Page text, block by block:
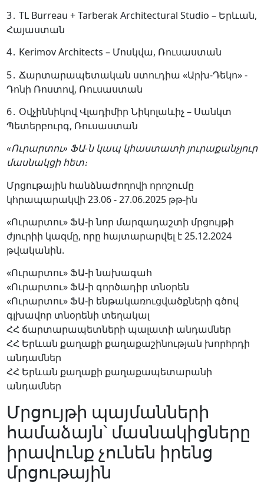
3․ TL Burreau + Tarberak Architectural Studio – Երևան,
Հայաստան
4․ Kerimov Architects – Մոսկվա, Ռուսաստան
5․ Ճարտարապետական ​​ստուդիա «Արխ-Դեկո» -
Դոնի Ռոստով, Ռուսաստան
6․ Օվչիննիկով Վլադիմիր Նիկոլաևիչ – Սանկտ
Պետերբուրգ, Ռուսաստան
«Ուրարտու» ՖԱ-ն կապ կհաստատի յուրաքանչյուր
մասնակցի հետ։
Մրցութային հանձնաժողովի որոշումը
կհրապարակվի 23.06 - 27.06.2025 թթ-ին
«Ուրարտու» ՖԱ-ի նոր մարզադաշտի մրցույթի
ժյուրիի կազմը, որը հայտարարվել է 25.12.2024
թվականին.
«Ուրարտու» ՖԱ-ի նախագահ
«Ուրարտու» ՖԱ-ի գործադիր տնօրեն
«Ուրարտու» ՖԱ-ի ենթակառուցվածքների գծով
գլխավոր տնօրենի տեղակալ
ՀՀ ճարտարապետների պալատի անդամներ
ՀՀ Երևան քաղաքի քաղաքաշինության խորհրդի
անդամներ
ՀՀ Երևան քաղաքի քաղաքապետարանի
անդամներ
Մրցույթի պայմանների
համաձայն՝ մասնակիցները
իրավունք չունեն իրենց
մրցութային